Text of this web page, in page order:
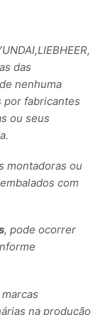
das
nenhuma
por fabricantes
ou seus
montadoras ou
com
, pode ocorrer
na produção